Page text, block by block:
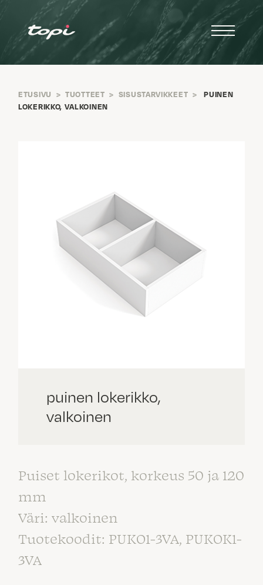
ETUSIVU > TUOTTEET > SISUSTARVIKKEET >
PUINEN
LOKERIKKO, VALKOINEN
puinen lokerikko,
valkoinen
Puiset lokerikot, korkeus 50 ja 120
mm
Väri: valkoinen
Tuotekoodit: PUKO1-3VA, PUKOK1-
3VA